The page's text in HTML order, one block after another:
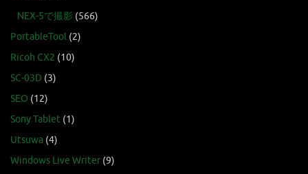
NEX-5で撮影 (566)
PortableTool (2)
Ricoh CX2 (10)
SC-03D (3)
SEO (12)
Sony Tablet (1)
Utsuwa (4)
Windows Live Writer (9)